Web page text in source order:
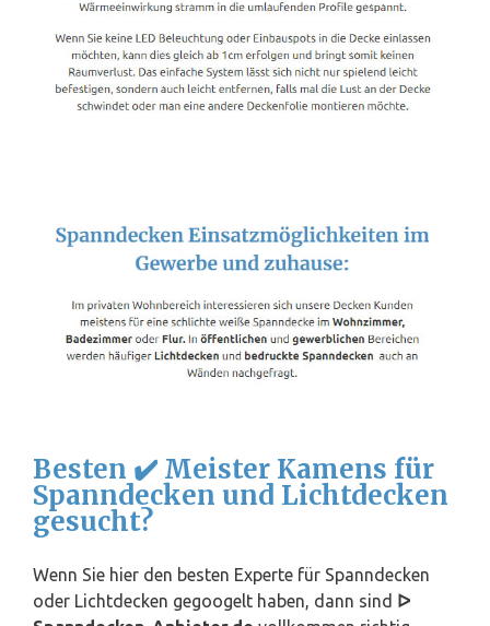
Besten ✔️ Meister Kamens für
Spanndecken und Lichtdecken
gesucht?
Wenn Sie hier den besten Experte für Spanndecken
oder Lichtdecken gegoogelt haben, dann sind ᐅ